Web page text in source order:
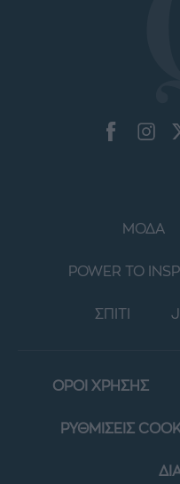
ΜΟΔΑ
POWER TO
ΣΠΙΤΙ
ΟΡΟΙ ΧΡΗΣΗΣ
ΡΥΘΜΙΣΕΙΣ